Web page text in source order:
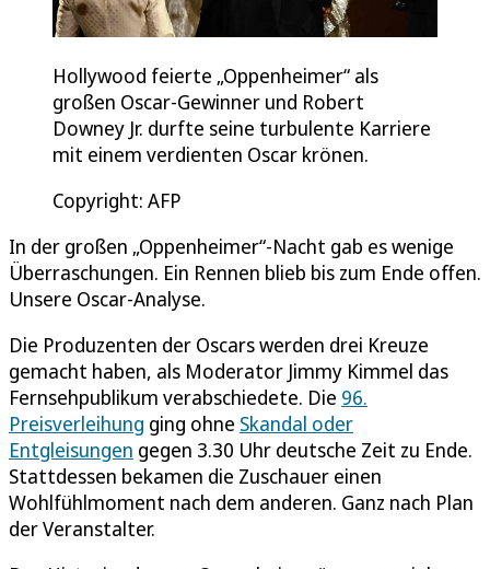
Hollywood feierte „Oppenheimer“ als
großen Oscar-Gewinner und Robert
Downey Jr. durfte seine turbulente Karriere
mit einem verdienten Oscar krönen.
Copyright: AFP
In der großen „Oppenheimer“-Nacht gab es wenige
Überraschungen. Ein Rennen blieb bis zum Ende offen.
Unsere Oscar-Analyse.
Die Produzenten der Oscars werden drei Kreuze
gemacht haben, als Moderator Jimmy Kimmel das
Fernsehpublikum verabschiedete. Die 96.
Preisverleihung ging ohne Skandal oder
Entgleisungen gegen 3.30 Uhr deutsche Zeit zu Ende.
Stattdessen bekamen die Zuschauer einen
Wohlfühlmoment nach dem anderen. Ganz nach Plan
der Veranstalter.